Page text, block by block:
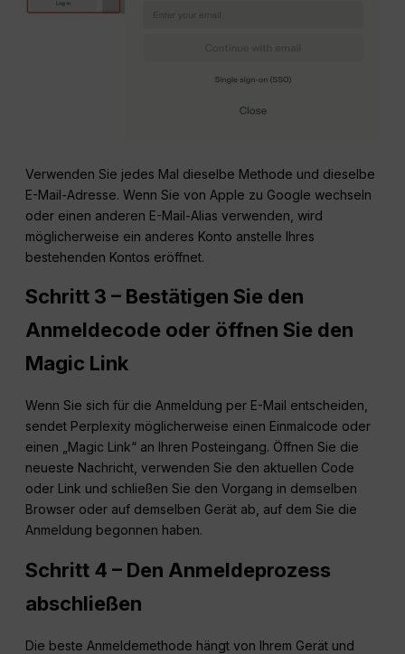
Verwenden Sie jedes Mal dieselbe Methode und dieselbe
E-Mail-Adresse. Wenn Sie von Apple zu Google wechseln
oder einen anderen E-Mail-Alias verwenden, wird
möglicherweise ein anderes Konto anstelle Ihres
bestehenden Kontos eröffnet.
Schritt 3 – Bestätigen Sie den
Anmeldecode oder öffnen Sie den
Magic Link
Wenn Sie sich für die Anmeldung per E-Mail entscheiden,
sendet Perplexity möglicherweise einen Einmalcode oder
einen „Magic Link“ an Ihren Posteingang. Öffnen Sie die
neueste Nachricht, verwenden Sie den aktuellen Code
oder Link und schließen Sie den Vorgang in demselben
Browser oder auf demselben Gerät ab, auf dem Sie die
Anmeldung begonnen haben.
Schritt 4 – Den Anmeldeprozess
abschließen
Die beste Anmeldemethode hängt von Ihrem Gerät und